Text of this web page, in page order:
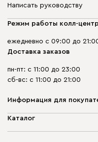
Написать руководству
Режим работы колл-
ежедневно с 09:00 до
Доставка заказов
пн-пт: с 11:00 до 23:00
сб-вс: с 11:00 до 21:00
Информация для
О компании
Каталог